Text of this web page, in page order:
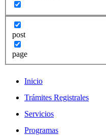
post
page
Inicio
Trámites Registrales
Servicios
Programas